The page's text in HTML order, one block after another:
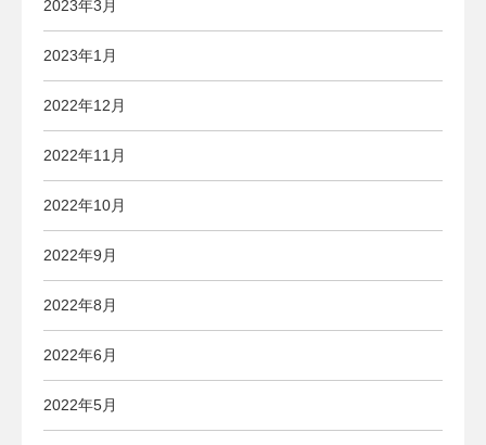
2023年3月
2023年1月
2022年12月
2022年11月
2022年10月
2022年9月
2022年8月
2022年6月
2022年5月